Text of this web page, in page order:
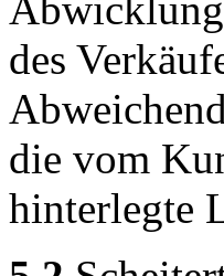
des
die vom
hinterlegte